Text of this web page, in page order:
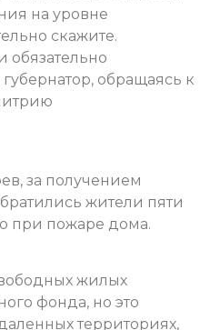
на уровне
скажите.
обязательно
обращаясь к
за получением
жители пяти
при пожаре дома.
жилых
фонда, но это
территориях,